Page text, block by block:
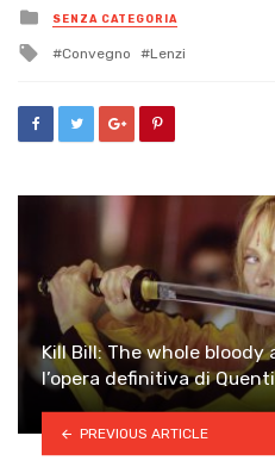
Posted
in
SENZA CATEGORIA
Tagged
Convegno Lenzi
Kill Bill: The whole
l’opera definitiva di
PREVIOUS ARTICLE